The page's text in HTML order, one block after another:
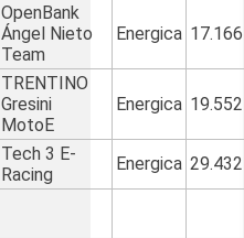
OpenBank
Ángel Nieto
Team
Energica 17.166
TRENTINO
Gresini
MotoE
Energica 19.552
Tech 3 E-
Racing
Energica 29.432